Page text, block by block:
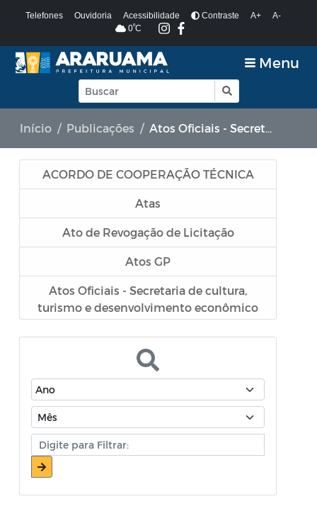
Telefones Ouvidoria Acessibilidade Contraste A+
A-
0ºC
Menu
Início Publicações Atos Oficiais - Secretaria de Fazenda e Planejamento
ACORDO DE COOPERAÇÃO TÉCNICA
Atas
Ato de Revogação de Licitação
Atos GP
Atos Oficiais - Secretaria de cultura,
turismo e desenvolvimento econômico
Atos Oficiais - Secretaria de Educação
Atos Oficiais - Secretaria de Fazenda e
Planejamento
Atos Oficiais - Secretaria de Saúde
Atos Oficiais - Secretaria de Transportes
Atos Oficiais - Secretaria Municipal de